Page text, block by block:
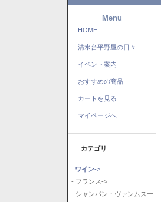
Menu
HOME
清水台平野屋の日々
イベント案内
おすすめの商品
カートを見る
マイページへ
カテゴリ
ワイン->
- フランス->
- シャンパン・ヴァンムスー-